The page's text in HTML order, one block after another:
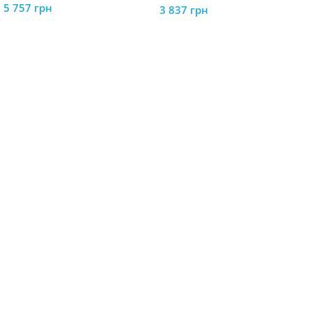
5 757 грн
3 837 грн